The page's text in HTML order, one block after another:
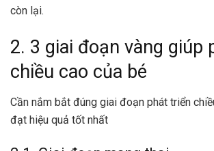
còn lại.
2. 3 giai đoạn vàng giúp
chiều cao của bé
Cần nắm bắt đúng giai đoạn phát triển
đạt hiệu quả tốt nhất